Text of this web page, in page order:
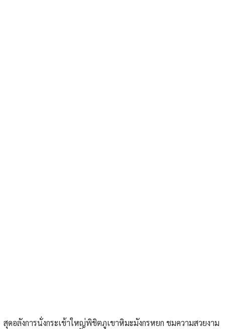
สุดอลังการนั่งกระเช้าใหญ่พิชิตภูเขาหิมะมังกรหยก ชมความสวยงาม